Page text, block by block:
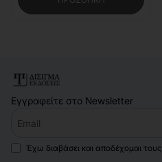
Εγγραφείτε στο Newsletter
Έχω διαβάσει και αποδέχομαι τους